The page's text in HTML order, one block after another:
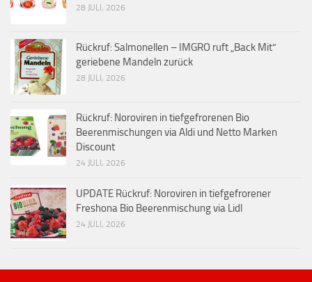
28 JULI, 2026
Rückruf: Salmonellen – IMGRO ruft „Back Mit“
geriebene Mandeln zurück
28 JULI, 2026
Rückruf: Noroviren in tiefgefrorenen Bio
Beerenmischungen via Aldi und Netto Marken
Discount
24 JULI, 2026
UPDATE Rückruf: Noroviren in tiefgefrorener
Freshona Bio Beerenmischung via Lidl
24 JULI, 2026